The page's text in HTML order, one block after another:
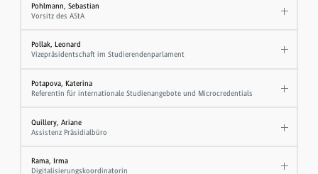
Pohlmann, Sebastian
Vorsitz des AStA
Pollak, Leonard
Vizepräsidentschaft im Studierendenparlament
Potapova, Katerina
Referentin für internationale Studienangebote und Microcredentials
Quillery, Ariane
Assistenz Präsidialbüro
Rama, Irma
Digitalisierungskoordinatorin